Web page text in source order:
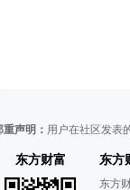
重声明： 用户在社区发表
东方财富 东方
东方